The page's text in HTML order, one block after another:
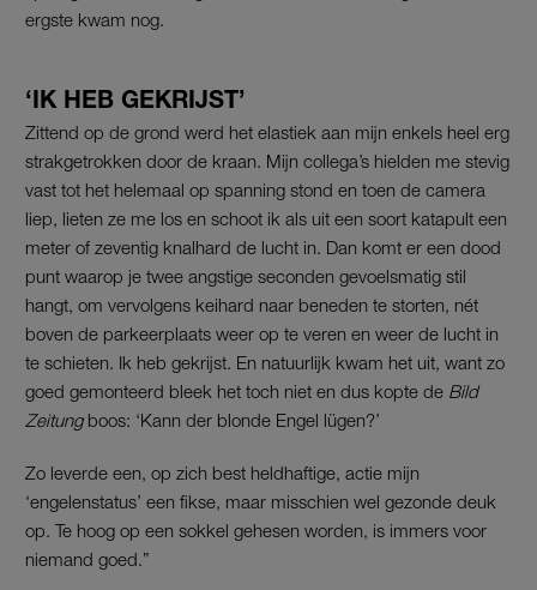
ergste kwam nog.
‘IK HEB GEKRIJST’
Zittend op de grond werd het elastiek aan mijn enkels heel erg
strakgetrokken door de kraan. Mijn collega’s hielden me stevig
vast tot het helemaal op spanning stond en toen de camera
liep, lieten ze me los en schoot ik als uit een soort katapult een
meter of zeventig knalhard de lucht in. Dan komt er een dood
punt waarop je twee angstige seconden gevoelsmatig stil
hangt, om vervolgens keihard naar beneden te storten, nét
boven de parkeerplaats weer op te veren en weer de lucht in
te schieten. Ik heb gekrijst. En natuurlijk kwam het uit, want zo
goed gemonteerd bleek het toch niet en dus kopte de Bild
Zeitungboos: ‘Kann der blonde Engel lügen?’
Zo leverde een, op zich best heldhaftige, actie mijn
‘engelenstatus’ een fikse, maar misschien wel gezonde deuk
op. Te hoog op een sokkel gehesen worden, is immers voor
niemand goed.”